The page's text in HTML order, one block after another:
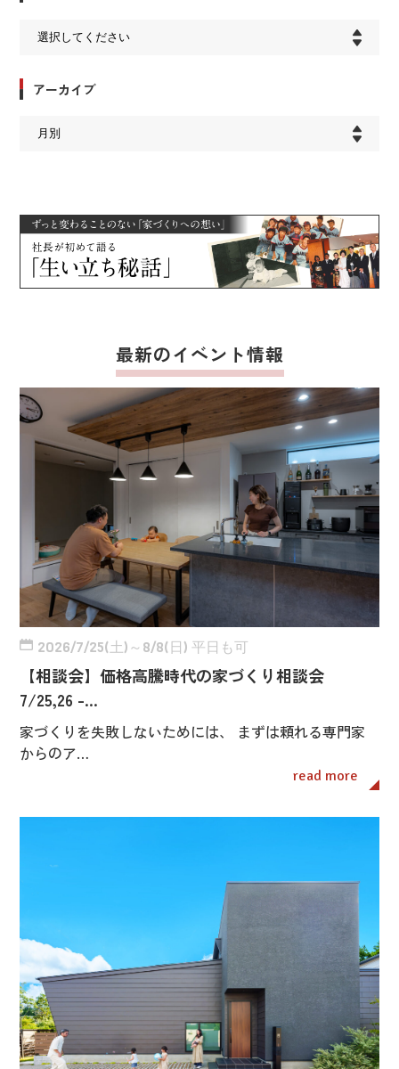
アーカイブ
最新のイベント情報
2026/7/25(土)～8/8(日) 平日も可
【相談会】価格高騰時代の家づくり相談会
7/25,26 -…
家づくりを失敗しないためには、 まずは頼れる専門家
からのア…
read more